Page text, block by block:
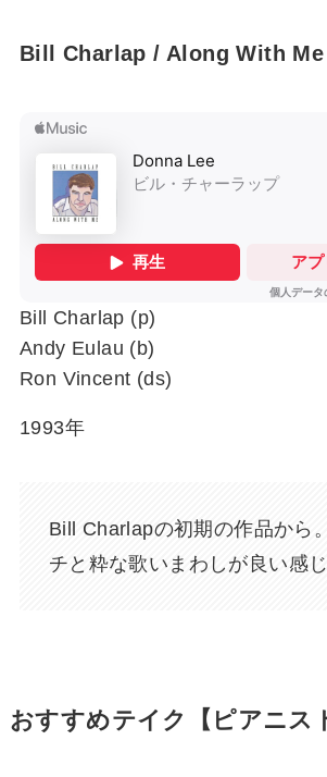
Bill Charlap / Along With Me
Bill Charlap (p)
Andy Eulau (b)
Ron Vincent (ds)
1993年
Bill Charlapの初期の作品から
チと粋な歌いまわしが良い感じ
おすすめテイク【ピアニス